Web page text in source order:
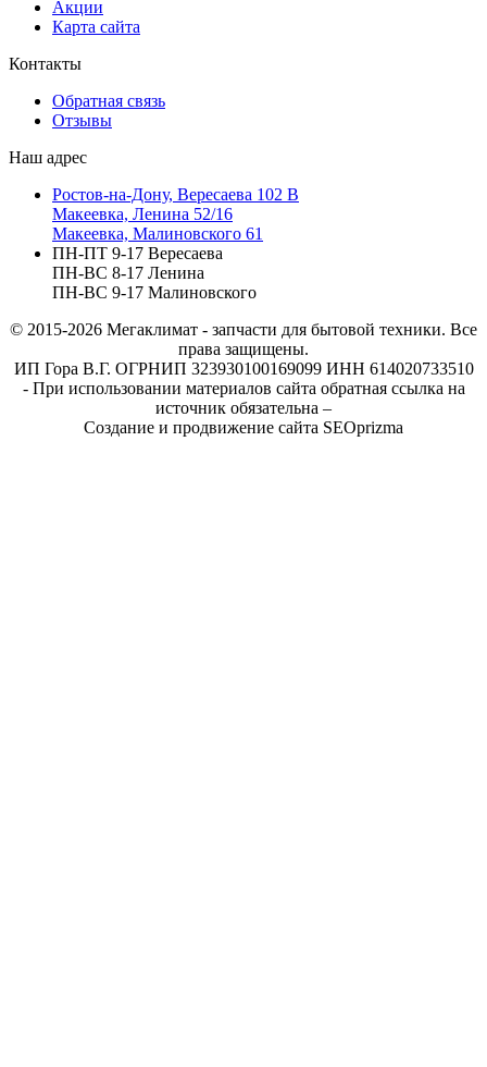
Акции
Карта сайта
Контакты
Обратная связь
Отзывы
Наш адрес
Ростов-на-Дону, Вересаева 102 В
Макеевка, Ленина 52/16
Макеевка, Малиновского 61
ПН-ПТ 9-17 Вересаева
ПН-ВС 8-17 Ленина
ПН-ВС 9-17 Малиновского
© 2015-2026 Мегаклимат - запчасти для бытовой техники. Все
права защищены.
ИП Гора В.Г. ОГРНИП 323930100169099 ИНН 614020733510
- При использовании материалов сайта обратная ссылка на
источник обязательна –
Создание и продвижение сайта SEOprizma